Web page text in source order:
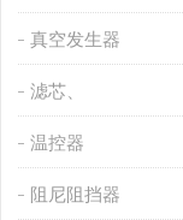
真空发生器
滤芯、
温控器
阻尼阻挡器